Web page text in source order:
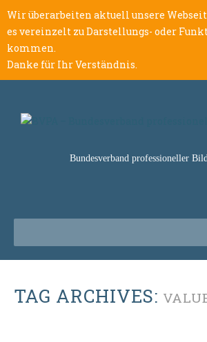
Wir überarbeiten aktuell unsere
es vereinzelt zu Darstellungs- oder
kommen.
Danke für Ihr Verständnis.
Bundesverband professioneller
TAG ARCHIVES: